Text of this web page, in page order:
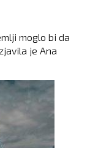
moglo bi da
je Ana